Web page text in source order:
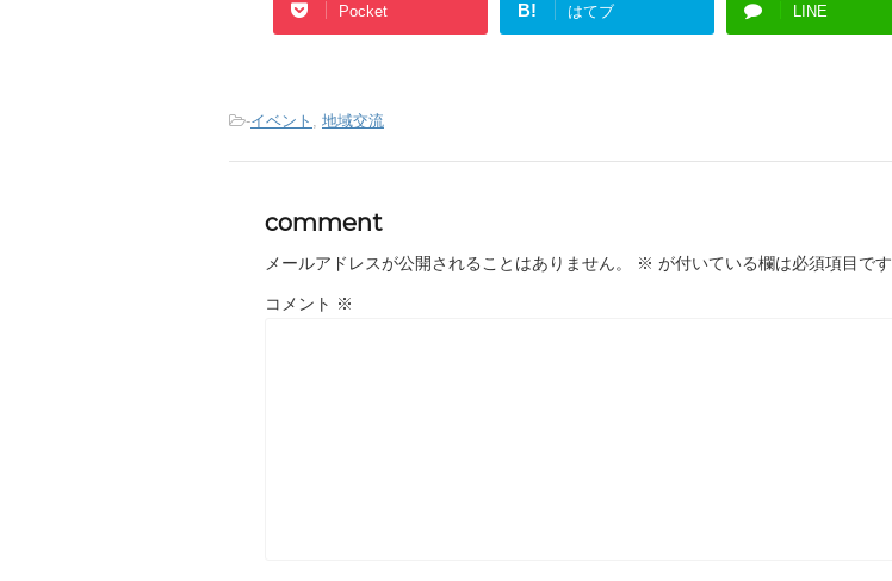
Pocket B! はてブ LINE
-イベント 地域交流
comment
メールアドレスが公開されることはありません。 ※ が付いている欄は必須項目です
コメント ※